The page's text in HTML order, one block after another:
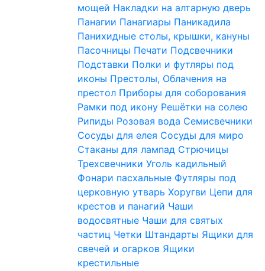
мощей Накладки на алтарную дверь
Панагии Панагиары Паникадила
Панихидные столы, крышки, кануны
Пасочницы Печати Подсвечники
Подставки Полки и футляры под
иконы Престолы, Облачения на
престол Приборы для соборования
Рамки под икону Решётки на солею
Рипиды Розовая вода Семисвечники
Сосуды для елея Сосуды для миро
Стаканы для лампад Стрючицы
Трехсвечники Уголь кадильный
Фонари пасхальные Футляры под
церковную утварь Хоругви Цепи для
крестов и панагий Чаши
водосвятные Чаши для святых
частиц Четки Штандарты Ящики для
свечей и огарков Ящики
крестильные